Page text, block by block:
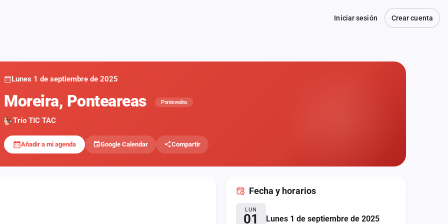
Iniciar sesión Crear cuenta
Lunes 1 de septiembre de 2025
Moreira, Ponteareas Pontevedra
Trío TIC TAC
Añadir a mi agenda Google Calendar Compartir
Fecha y horarios
LUN
01 Lunes 1 de septiembre de 2025